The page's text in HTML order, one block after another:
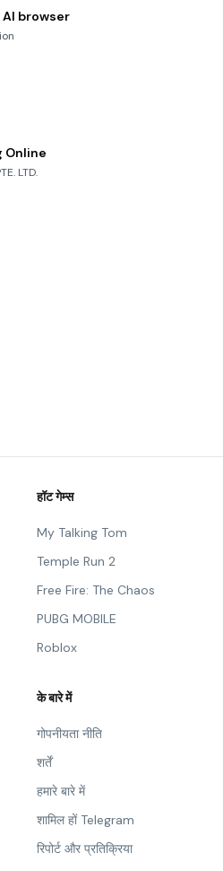
browser
Online
LTD.
हॉट गेम्स
My Talking Tom
Temple Run 2
Free Fire: The Chaos
PUBG MOBILE
Roblox
के बारे में
गोपनीयता नीति
शर्तें
हमारे बारे में
शामिल हों Telegram
रिपोर्ट और प्रतिक्रिया